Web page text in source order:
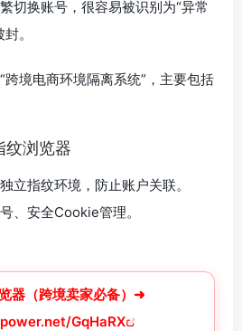
切换账号，很容易被识别为“异常
。
跨境电商环境隔离系统”，主要包括
浏览器
立指纹环境，防止账户关联。
、安全Cookie管理。
器（跨境卖家必备）➜
GqHaRX